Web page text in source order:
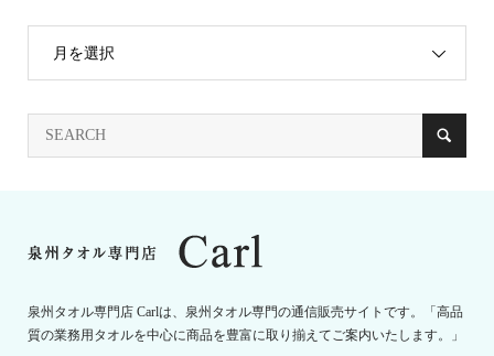
月を選択
泉州タオル専門店 Carlは、泉州タオル専門の通信販売サイトです。「高品
質の業務用タオルを中心に商品を豊富に取り揃えてご案内いたします。」